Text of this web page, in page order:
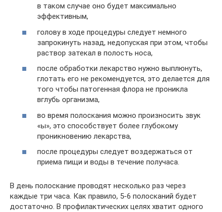
в таком случае оно будет максимально
эффективным,
голову в ходе процедуры следует немного
запрокинуть назад, недопуская при этом, чтобы
раствор затекал в полость носа,
после обработки лекарство нужно выплюнуть,
глотать его не рекомендуется, это делается для
того чтобы патогенная флора не проникла
вглубь организма,
во время полоскания можно произносить звук
«ы», это способствует более глубокому
проникновению лекарства,
после процедуры следует воздержаться от
приема пищи и воды в течение получаса.
В день полоскание проводят несколько раз через
каждые три часа. Как правило, 5-6 полосканий будет
достаточно. В профилактических целях хватит одного